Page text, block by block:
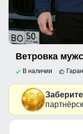
В наличии